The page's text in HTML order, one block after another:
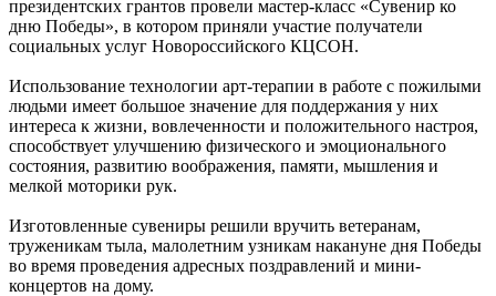
президентских грантов провели мастер-класс «Сувенир ко
дню Победы», в котором приняли участие получатели
социальных услуг Новороссийского КЦСОН.
Использование технологии арт-терапии в работе с пожилыми
людьми имеет большое значение для поддержания у них
интереса к жизни, вовлеченности и положительного настроя,
способствует улучшению физического и эмоционального
состояния, развитию воображения, памяти, мышления и
мелкой моторики рук.
Изготовленные сувениры решили вручить ветеранам,
труженикам тыла, малолетним узникам накануне дня Победы
во время проведения адресных поздравлений и мини-
концертов на дому.